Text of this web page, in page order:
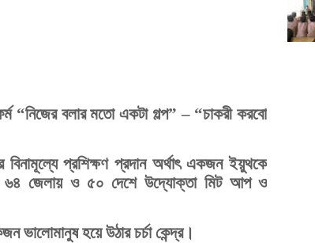
“নিজের বলার মতো একটা গল্প” – “চাকরী করবো
প্রশিক্ষণ প্রদান অর্থাৎএকজন ইয়ুথকে
৬৪ জেলায় ও ৫০ দেশে উদ্যোক্তা মিট আপ ও
হয়ে উঠার চর্চা কেন্দ্র।